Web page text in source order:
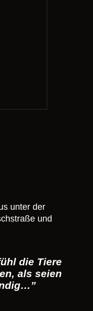
unter der
und
die Tiere
als seien